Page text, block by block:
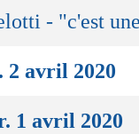
- "c'est
2 avril 2020
1 avril 2020